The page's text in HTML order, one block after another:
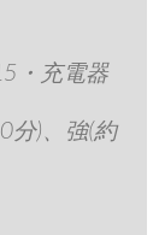
・充電器
分)、強(約